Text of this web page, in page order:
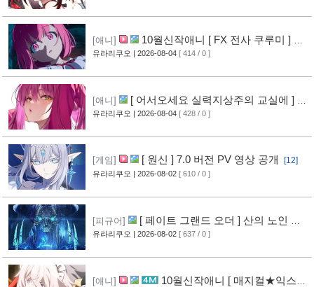
[애니]
10월신작애니 [ FX 전사 쿠루미 ] PV
영상 공개
[5]
유라리쿠오 | 2026-08-04 [ 414 / 0 ]
[애니]
[ 어서오세요 실력지상주의 교실에 ] 블
루레이 VOL.2 표지 공개 [6]
유라리쿠오 | 2026-08-04 [ 428 / 0 ]
[게임] [ 원신 ] 7.0 버전 PV 영상 공개 [12]
유라리쿠오 | 2026-08-02 [ 610 / 0 ]
[피규어]
[ 페이트 그랜드 오더 ] 산의 노인 신
작 피규어 공개 [16]
유라리쿠오 | 2026-08-02 [ 637 / 0 ]
[애니]
10월신작애니 [ 매지컬★익스플